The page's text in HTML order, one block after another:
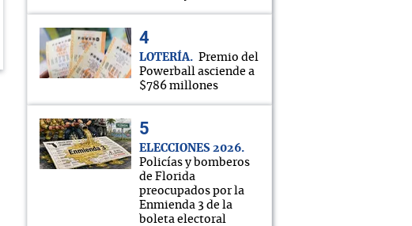
LOTERÍA
Premio del
Powerball asciende a
$786 millones
ELECCIONES 2026
Policías y bomberos
de Florida
preocupados por la
Enmienda 3 de la
boleta electoral